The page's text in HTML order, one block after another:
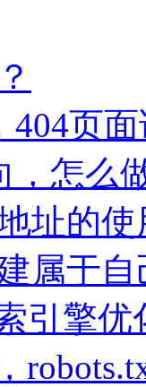
404页
，怎么
址的使
属于
引擎优